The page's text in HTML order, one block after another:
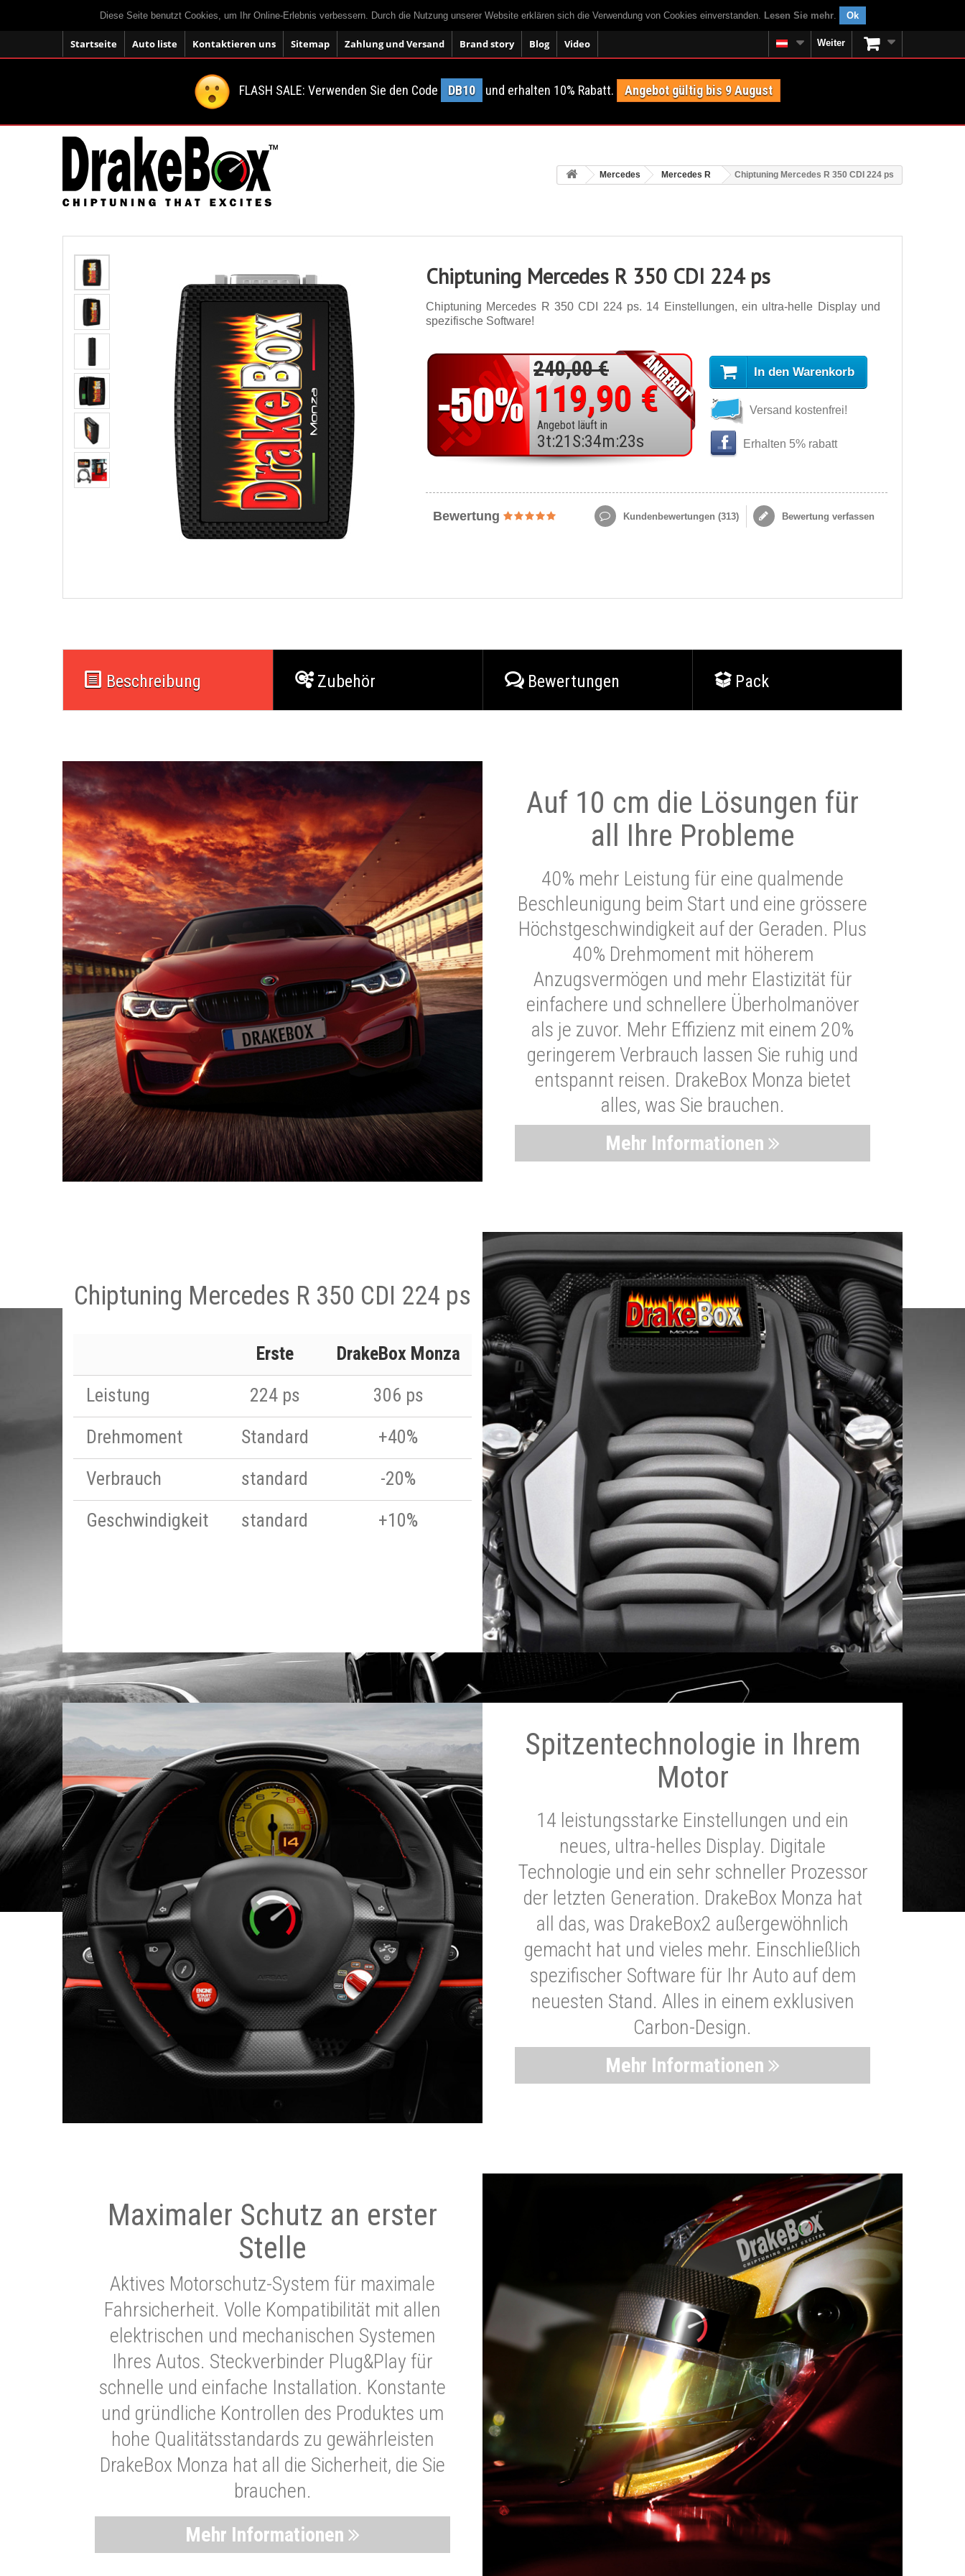
Diese Seite benutzt Cookies, um Ihr Online-Erlebnis verbessern. Durch die Nutzung unserer Website erklären sich die Verwendung von Cookies einverstanden. Lesen Sie mehr. Ok
Startseite Auto liste Kontaktieren uns Sitemap Zahlung und Versand Brand story Blog Video Weiter
FLASH SALE: Verwenden Sie den Code DB10 und erhalten 10% Rabatt. Angebot gültig bis 9 August
Mercedes Mercedes R Chiptuning Mercedes R 350 CDI 224 ps
Chiptuning Mercedes R 350 CDI 224 ps
Chiptuning Mercedes R 350 CDI 224 ps. 14 Einstellungen, ein ultra-helle Display und
spezifische Software!
240,00 €
119,90 €
Angebot läuft in
3t:21 S:34m:21s
In den Warenkorb
Versand kostenfrei!
Erhalten 5% rabatt
Bewertung Kundenbewertungen (313) Bewertung verfassen
Beschreibung Zubehör Bewertungen Pack
Auf 10 cm die Lösungen für
all Ihre Probleme
40% mehr Leistung für eine qualmende
Beschleunigung beim Start und eine grössere
Höchstgeschwindigkeit auf der Geraden. Plus
40% Drehmoment mit höherem
Anzugsvermögen und mehr Elastizität für
einfachere und schnellere Überholmanöver
als je zuvor. Mehr Effizienz mit einem 20%
geringerem Verbrauch lassen Sie ruhig und
entspannt reisen. DrakeBox Monza bietet
alles, was Sie brauchen.
Mehr Informationen
Chiptuning Mercedes R 350 CDI 224 ps
Erste
DrakeBox Monza
Leistung
224 ps
306 ps
Drehmoment
Standard
+40%
Verbrauch
standard
-20%
Geschwindigkeit
standard +10%
Spitzentechnologie in Ihrem
Motor
14 leistungsstarke Einstellungen und ein
neues, ultra-helles Display. Digitale
Technologie und ein sehr schneller Prozessor
der letzten Generation. DrakeBox Monza hat
all das, was DrakeBox2 außergewöhnlich
gemacht hat und vieles mehr. Einschließlich
spezifischer Software für Ihr Auto auf dem
neuesten Stand. Alles in einem exklusiven
Carbon-Design.
Mehr Informationen
Maximaler Schutz an erster
Stelle
Aktives Motorschutz-System für maximale
Fahrsicherheit. Volle Kompatibilität mit allen
elektrischen und mechanischen Systemen
Ihres Autos. Steckverbinder Plug&Play für
schnelle und einfache Installation. Konstante
und gründliche Kontrollen des Produktes um
hohe Qualitätsstandards zu gewährleisten
DrakeBox Monza hat all die Sicherheit, die Sie
brauchen.
Mehr Informationen